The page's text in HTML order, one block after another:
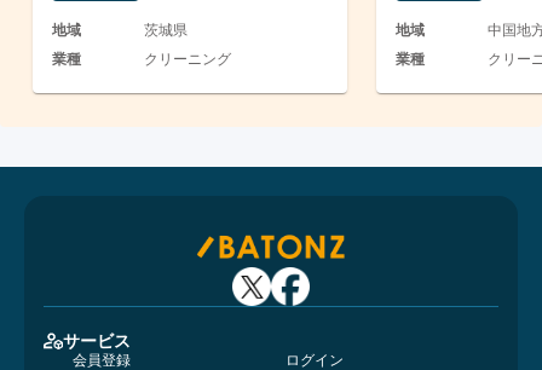
地域
茨城県
業種
クリーニング
地域
中国地
業種
クリー
サービス
会員登録
ログイン